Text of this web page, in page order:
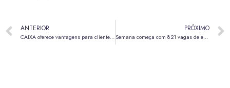
ANTERIOR
CAIXA oferece vantagens para clientes de cartão de crédito em seu 165° aniversário
PRÓXIMO
Semana começa com 821 vagas de emprego nas agências do trabalhador do DF